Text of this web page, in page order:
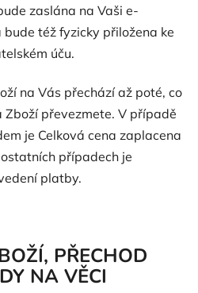
zaslána na Vaši e-
též fyzicky přiložena ke
úču.
na Vás přechází až poté, co
Zboží převezmete. V případě
je Celková cena zaplacena
případech je
platby.
PŘECHOD
NA VĚCI